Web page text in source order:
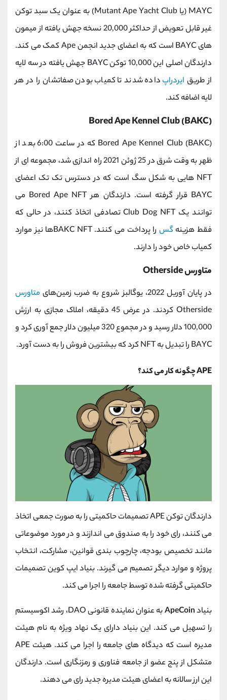
MAYC (یا Mutant Ape Yacht Club) به عنوان یک سبد توکن
غیر قابل تعویض از حداکثر 20,000 نسخه جهش یافته از میمون
های BAYC است که به اعضای جدید انجمن Ape کمک می کند.
دارندگان اصلی این 10,000 توکن BAYC جهش یافته در سه لایه
از طریق ایردراپ داده شدند تا کمیاب بودن صفاتشان را در هر
لایه اضافه کند.
Bored Ape Kennel Club (BAKC)
Bored Ape Kennel Club (BAKC) که در ساعت 6:00 بعد از
ظهر به وقت شرق در 25 ژوئن 2021 راه اندازی شد، مجموعه ای از
NFT هایی به شکل سگ است که در دسترس تک تک اعضای
BAYC قرار گرفته است. دارندگان هر Bored Ape NFT می
توانند یک Club Dog NFT تصادفی اتخاذ کنند، در حالی که
فقط هزینهگس
را پرداخت می کنند. BAKC NFTها نیز موارد
کمیاب خاص خود را دارند.
متاورس Otherside
در پایان آوریل 2022، یوگالبز شروع به ضرب زمین‌های
متاورس
Otherside کردند. در عرض 45 دقیقه، املاک مجازی به ارزش
100,000 دلار رسید و در مجموع 320 میلیون دلار جمع آوری کرد و
BAYC را تبدیل به NFT کرد که بیشترین فروش را به دست آورد.
APE چگونه کار می کند؟
دارندگان توکن APE تصمیمات حاکمیتی را به صورت جمعی اتخاذ
می کنند، رای خود را به صندوق می اندازند و در مورد موضوعاتی
مانند تخصیص بودجه، چارچوب بندی قوانین، مشارکت، انتخاب
پروژه و موارد دیگر تصمیم می گیرند. بنیاد ایپ کوین تصمیمات
حاکمیتی گرفته شده توسط جامعه را اجرا می کند.
بنیادApeCoin
به عنوان نماینده قانونی DAO، رشد اکوسیستم
را تسهیل می کند. این بنیاد دارای یک نهاد ویژه به نام هیئت
مدیره است که دیدگاه های جامعه را اجرا می کند. هیئت APE
متشکل از پنج عضو از جامعه فناوری و رمزنگاری است. دارندگان
این ارز سالانه به اعضای هیئت مدیره جدید رای می دهند.